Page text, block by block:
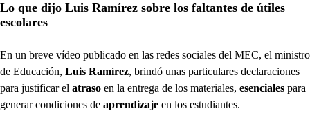
Lo que dijo Luis Ramírez sobre los faltantes de útiles
escolares
En un breve vídeo publicado en las redes sociales del MEC, el ministro
de Educación, Luis Ramírez, brindó unas particulares declaraciones
para justificar el atraso en la entrega de los materiales, esenciales para
generar condiciones de aprendizaje en los estudiantes.